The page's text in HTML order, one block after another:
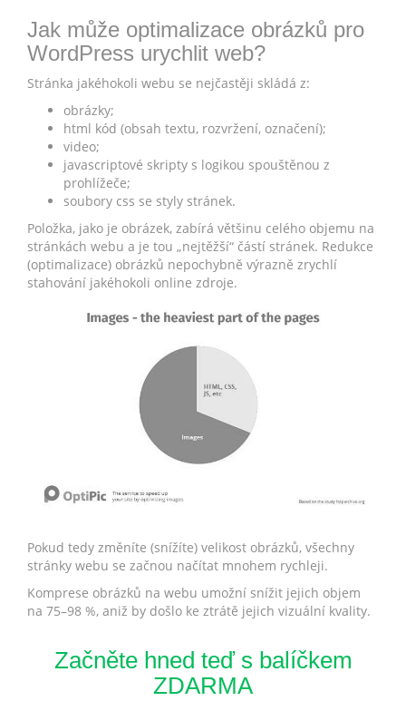
Jak může optimalizace obrázků pro
WordPress urychlit web?
Stránka jakéhokoli webu se nejčastěji skládá z:
obrázky;
html kód (obsah textu, rozvržení, označení);
video;
javascriptové skripty s logikou spouštěnou z
prohlížeče;
soubory css se styly stránek.
Položka, jako je obrázek, zabírá většinu celého objemu na
stránkách webu a je tou „nejtěžší“ částí stránek. Redukce
(optimalizace) obrázků nepochybně výrazně zrychlí
stahování jakéhokoli online zdroje.
Pokud tedy změníte (snížíte) velikost obrázků, všechny
stránky webu se začnou načítat mnohem rychleji.
Komprese obrázků na webu umožní snížit jejich objem
na 75–98 %, aniž by došlo ke ztrátě jejich vizuální kvality.
Začněte hned teď s balíčkem
ZDARMA